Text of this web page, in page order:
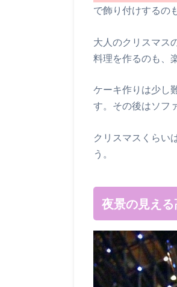
で飾り付けするの
大人のクリスマス
料理を作るのも、
ケーキ作りは少し
す。その後はソフ
クリスマスくらい
う。
夜景の見え